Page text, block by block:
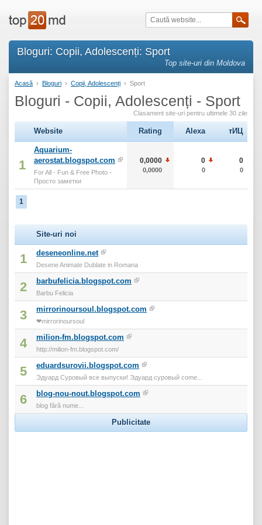
Bloguri: Copii, Adolescenți: Sport
Top site-uri din Moldova
Acasă › Bloguri › Copii, Adolescenți › Sport
Bloguri - Copii, Adolescenți - Sport
Clasament site-uri pentru ultimele 30 zile
Website Rating Alexa тИЦ
1
Aquarium-
aerostat.blogspot.com
For All - Fun & Free Photo -
Просто заметки
0,0000
0,0000
0
0
0
0
1
Site-uri noi
1 deseneonline.net
Desene Animate Dublate in Romana
2 barbufelicia.blogspot.com
Barbu Felicia
3 mirrorinoursoul.blogspot.com
❤mirrorinoursoul
4 milion-fm.blogspot.com
http://milion-fm.blogspot.com/
5 eduardsurovii.blogspot.com
Эдуард Суровый все выпуски! Эдуард суровый come...
6 blog-nou-nout.blogspot.com
blog fără nume...
Publicitate